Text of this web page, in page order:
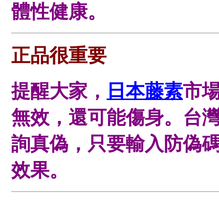
體性健康。
正品很重要
提醒大家， 日本藤素市
無效，還可能傷身。台
詢真偽，只要輸入防偽
效果。